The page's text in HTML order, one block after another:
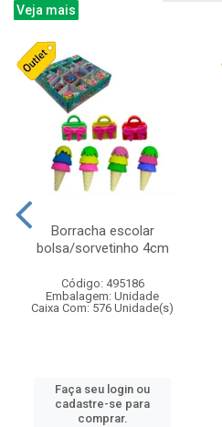
Veja mais
Borracha escolar
bolsa/sorvetinho 4cm
Código: 495186
Embalagem: Unidade
Caixa Com: 576 Unidade(s)
Faça seu login ou
cadastre-se para
comprar.